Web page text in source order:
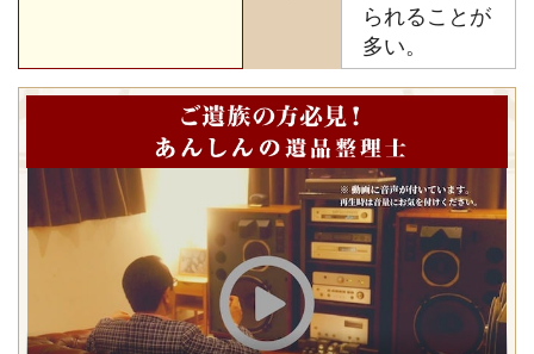
られることが
多い。